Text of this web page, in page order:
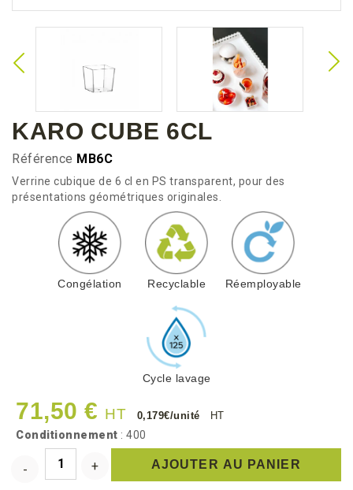
KARO CUBE 6CL
Référence MB6C
Verrine cubique de 6 cl en PS transparent, pour des
présentations géométriques originales.
Congélation Recyclable Réemployable
Cycle lavage
71,50 € HT 0,179€/unité HT
Conditionnement : 400
AJOUTER AU PANIER